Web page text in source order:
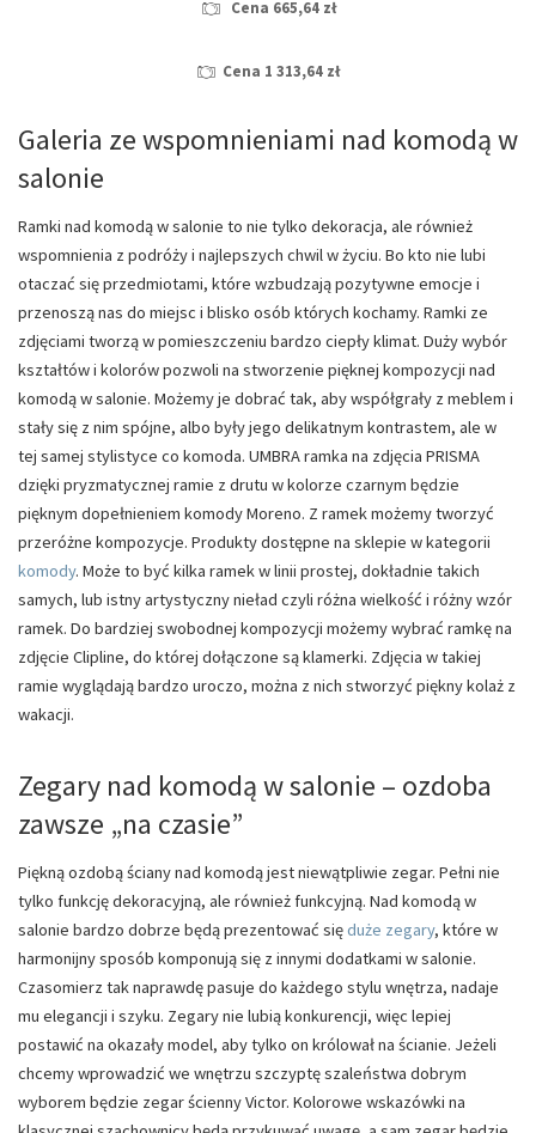
Cena 665,64 zł
Cena 1 313,64 zł
Galeria ze wspomnieniami nad komodą w
salonie
Ramki nad komodą w salonie to nie tylko dekoracja, ale również
wspomnienia z podróży i najlepszych chwil w życiu. Bo kto nie lubi
otaczać się przedmiotami, które wzbudzają pozytywne emocje i
przenoszą nas do miejsc i blisko osób których kochamy. Ramki ze
zdjęciami tworzą w pomieszczeniu bardzo ciepły klimat. Duży wybór
kształtów i kolorów pozwoli na stworzenie pięknej kompozycji nad
komodą w salonie. Możemy je dobrać tak, aby współgrały z meblem i
stały się z nim spójne, albo były jego delikatnym kontrastem, ale w
tej samej stylistyce co komoda. UMBRA ramka na zdjęcia PRISMA
dzięki pryzmatycznej ramie z drutu w kolorze czarnym będzie
pięknym dopełnieniem komody Moreno. Z ramek możemy tworzyć
przeróżne kompozycje. Produkty dostępne na sklepie w kategorii
komody. Może to być kilka ramek w linii prostej, dokładnie takich
samych, lub istny artystyczny nieład czyli różna wielkość i różny wzór
ramek. Do bardziej swobodnej kompozycji możemy wybrać ramkę na
zdjęcie Clipline, do której dołączone są klamerki. Zdjęcia w takiej
ramie wyglądają bardzo uroczo, można z nich stworzyć piękny kolaż z
wakacji.
Zegary nad komodą w salonie – ozdoba
zawsze „na czasie”
Piękną ozdobą ściany nad komodą jest niewątpliwie zegar. Pełni nie
tylko funkcję dekoracyjną, ale również funkcyjną. Nad komodą w
salonie bardzo dobrze będą prezentować sięduże zegary, które w
harmonijny sposób komponują się z innymi dodatkami w salonie.
Czasomierz tak naprawdę pasuje do każdego stylu wnętrza, nadaje
mu elegancji i szyku. Zegary nie lubią konkurencji, więc lepiej
postawić na okazały model, aby tylko on królował na ścianie. Jeżeli
chcemy wprowadzić we wnętrzu szczyptę szaleństwa dobrym
wyborem będzie zegar ścienny Victor. Kolorowe wskazówki na